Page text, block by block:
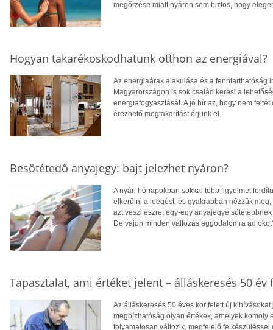
megőrzése miatt nyáron sem biztos, hogy
Hogyan takarékoskodhatunk otthon az energiával?
Az energiaárak alakulása és a fenntarthatóság
Magyarországon is sok család keresi a
energiafogyasztását. A jó hír az, hogy nem
érezhető megtakarítást érjünk el.
Besötétedő anyajegy: bajt jelezhet nyáron?
A nyári hónapokban sokkal több figyelmet
elkerülni a leégést, és gyakrabban nézzük
azt veszi észre: egy-egy anyajegye
De vajon minden változás aggodalomra ad
Tapasztalat, ami értéket jelent – álláskeresés 50 év
Az álláskeresés 50 éves kor felett új
megbízhatóság olyan értékek, amelyek komoly
folyamatosan változik, megfelelő